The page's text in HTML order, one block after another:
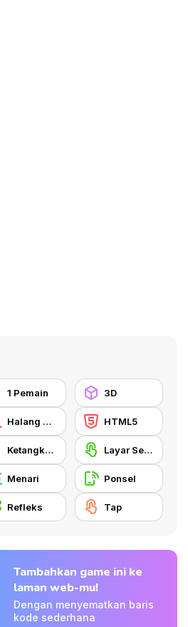
1 Pemain 3D
Halang Rintang HTML5
Ketangkasan Mouse Layar Sentuh
Menari Ponsel
Refleks Tap
Tambahkan game ini ke
laman web-mu!
Dengan menyematkan baris
kode sederhana